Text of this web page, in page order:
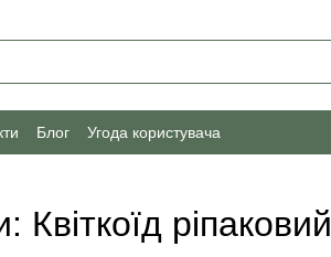
Блог Угода користувача
Квіткоїд ріпаковий